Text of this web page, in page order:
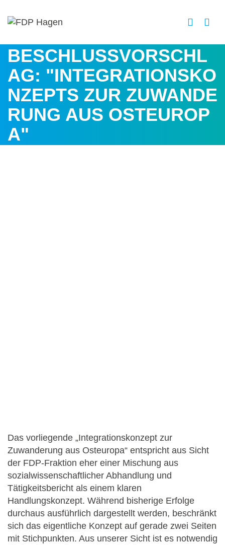
BESCHLUSSVORSCHL
AG: "INTEGRATIONSKO
NZEPTS ZUR ZUWANDE
RUNG AUS OSTEUROP
A"
Das vorliegende „Integrationskonzept zur
Zuwanderung aus Osteuropa“ entspricht aus Sicht
der FDP-Fraktion eher einer Mischung aus
sozialwissenschaftlicher Abhandlung und
Tätigkeitsbericht als einem klaren
Handlungskonzept. Während bisherige Erfolge
durchaus ausführlich dargestellt werden, beschränkt
sich das eigentliche Konzept auf gerade zwei Seiten
mit Stichpunkten. Aus unserer Sicht ist es notwendig